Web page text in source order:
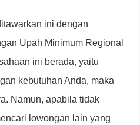
ini dengan
Upah Minimum Regional
ini berada, yaitu
kebutuhan Anda, maka
Namun, apabila tidak
lowongan lain yang